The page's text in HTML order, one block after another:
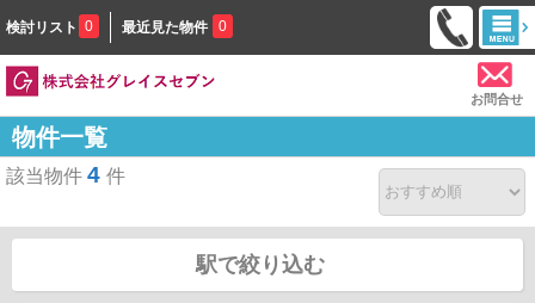
検討リスト 0 最近見た物件 0
お問合せ
物件一覧
該当物件 4 件
駅で絞り込む